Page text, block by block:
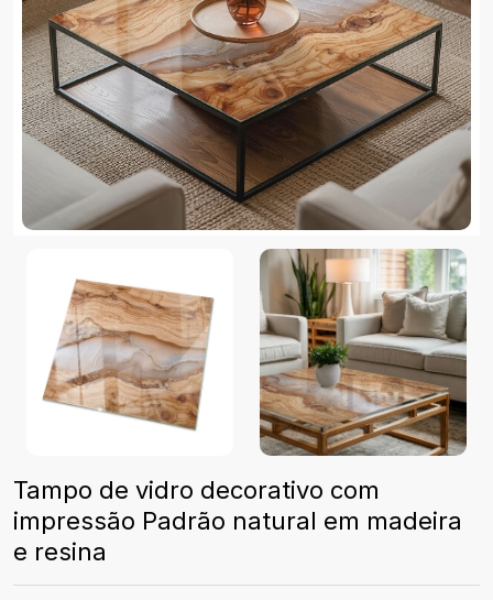
Tampo de vidro decorativo com
impressão Padrão natural em madeira
e resina